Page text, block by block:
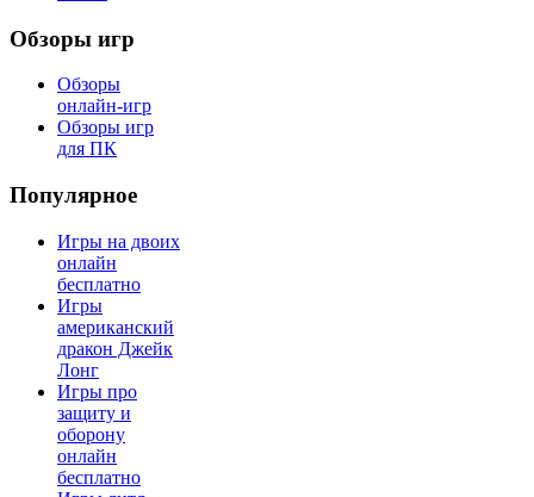
Обзоры игр
Обзоры
онлайн-игр
Обзоры игр
для ПК
Популярное
Игры на двоих
онлайн
бесплатно
Игры
американский
дракон Джейк
Лонг
Игры про
защиту и
оборону
онлайн
бесплатно